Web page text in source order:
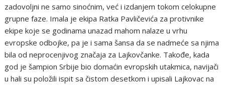
zadovoljni ne samo sinoćnim, već i izdanjem tokom celokupne
grupne faze. Imala je ekipa Ratka Pavličevića za protivnike
ekipe koje se godinama unazad mahom nalaze u vrhu
evropske odbojke, pa je i sama šansa da se nadmeće sa njima
bila od neprocenjivog značaja za Lajkovčanke. Takođe, kada
god je šampion Srbije bio domaćin evropskih utakmica, navijači
u hali su položili ispit sa čistom desetkom i upisali Lajkovac na